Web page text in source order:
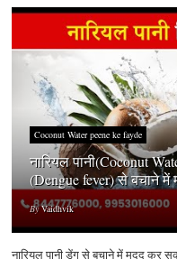
Coconut Water peene ke fayde
नारियल पानी(Coconut
(Dengue fever) से बचाने
By Vaidhvik
नारियल पानी डेंगू से बचाने में मदद कर